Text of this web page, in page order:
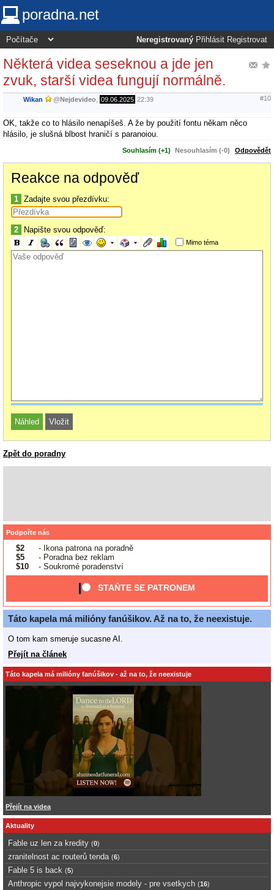
poradna.net
Neregistrovaný Přihlásit Registrovat
Některá videa seseknou a jde jen
zvuk, starší videa fungují normálně.
Wikan @Nejdevideo 09.06.2025 22:39 #10
OK, takže co to hlásilo nenapíšeš. A že by použití fontu někam něco
hlásilo, je slušná blbost hraničí s paranoiou.
Souhlasím (+1) Nesouhlasím (-0) Odpovědět
Reakce na odpověď
1 Zadajte svou přezdívku:
2 Napište svou odpověď:
Mimo téma
Zpět do poradny
Podpořte nás
$2
- Ikona patrona na poradně
$5
- Poradna bez reklam
$10
- Soukromé poradenství
STAŇTE SE PATRONEM
Táto kapela má milióny fanúšikov. Až na to, že neexistuje.
O tom kam smeruje sucasne AI.
Přejít na článek
Táto kapela má milióny fanúšikov - až na to, že neexistuje
Přejít na videa
Aktuality
Fable uz len za kredity (0)
zranitelnost ac routerů tenda (6)
Fable 5 is back (5)
Anthropic vypol najvykonejsie modely - pre vsetkych (16)